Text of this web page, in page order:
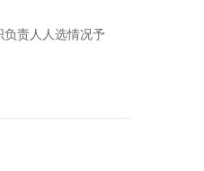
负责人人选情况予